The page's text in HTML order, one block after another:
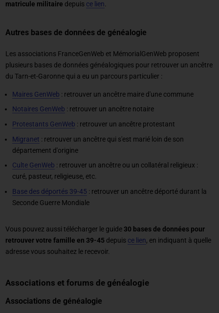
matricule militaire depuis ce lien.
Autres bases de données de généalogie
Les associations FranceGenWeb et MémorialGenWeb proposent
plusieurs bases de données généalogiques pour retrouver un ancêtre
du Tarn-et-Garonne qui a eu un parcours particulier :
Maires GenWeb : retrouver un ancêtre maire d'une commune
Notaires GenWeb : retrouver un ancêtre notaire
Protestants GenWeb : retrouver un ancêtre protestant
Migranet : retrouver un ancêtre qui s'est marié loin de son
département d'origine
Culte GenWeb : retrouver un ancêtre ou un collatéral religieux :
curé, pasteur, religieuse, etc.
Base des déportés 39-45 : retrouver un ancêtre déporté durant la
Seconde Guerre Mondiale
Vous pouvez aussi télécharger le guide30 bases de données pour
retrouver votre famille en 39-45 depuis ce lien, en indiquant à quelle
adresse vous souhaitez le recevoir.
Associations et forums de généalogie
Associations de généalogie